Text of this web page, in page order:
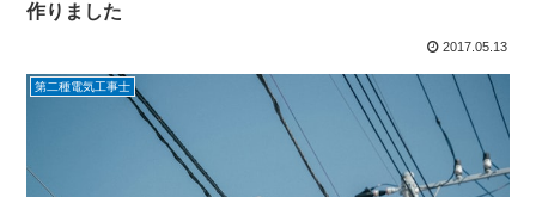
作りました
2017.05.13
第二種電気工事士